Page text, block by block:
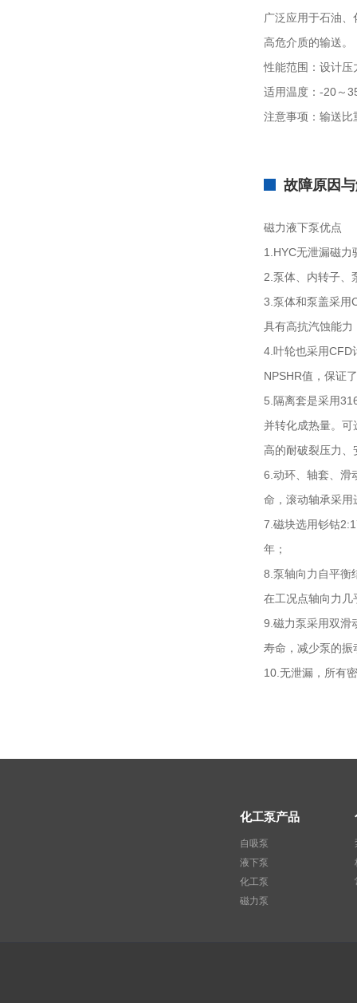
广泛应用于石油
高危介质的输送。
性能范围：设计
适用温度：-20～
注意事项：输送
故障原因
磁力液下泵优点
1.HYC无泄漏磁力
2.泵体、内转子、
3.泵体和泵盖采用
具有高抗汽蚀能力
4.叶轮也采用CFD
NPSHR值，保证
5.隔离套是采用
并转化成热量。
高的耐破裂压力、
6.动环、轴套、滑
命，滚动轴承采用
7.磁块选用钐钴
年；
8.泵轴向力自平衡
在工况点轴向力几
9.磁力泵采用双滑
寿命，减少泵的振
10.无泄漏，所有
化工泵产品
自吸泵
液下泵
化工泵
磁力泵